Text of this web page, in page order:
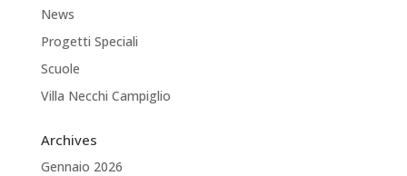
News
Progetti Speciali
Scuole
Villa Necchi Campiglio
Archives
Gennaio 2026